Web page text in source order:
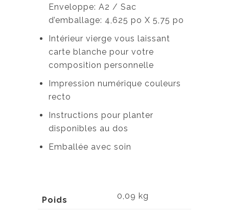
Enveloppe: A2 / Sac
d’emballage: 4,625 po X 5,75 po
Intérieur vierge vous laissant
carte blanche pour votre
composition personnelle
Impression numérique couleurs
recto
Instructions pour planter
disponibles au dos
Emballée avec soin
Poids 0,09 kg